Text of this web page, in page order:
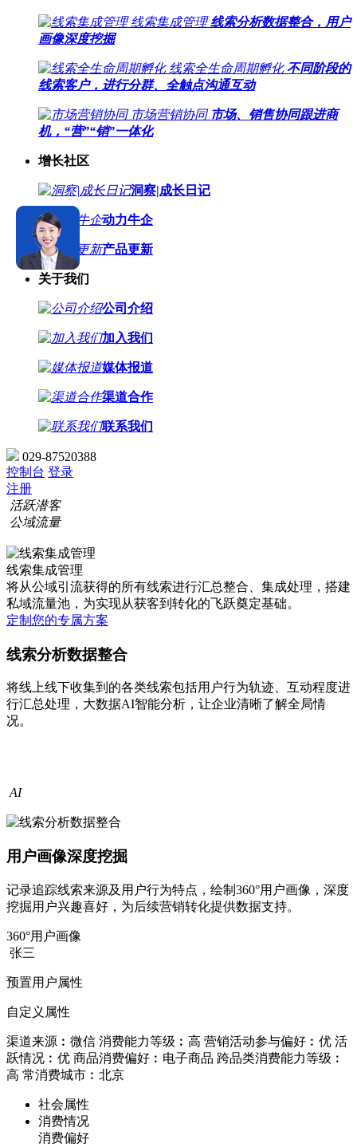
线索集成管理 线索分析数据整合，用户
画像深度挖掘
线索全生命周期孵化 不同阶段的
线索客户，进行分群、全触点沟通互动
市场营销协同 市场、销售协同跟进商
机，“营”“销”一体化
增长社区
洞察|成长日记
动力牛企
产品更新
关于我们
公司介绍
加入我们
媒体报道
渠道合作
联系我们
029-87520388
控制台 登录
注册
活跃潜客
公域流量
线索集成管理
将从公域引流获得的所有线索进行汇总整合、集成处理，搭建
私域流量池，为实现从获客到转化的飞跃奠定基础。
定制您的专属方案
线索分析数据整合
将线上线下收集到的各类线索包括用户行为轨迹、互动程度进
行汇总处理，大数据AI智能分析，让企业清晰了解全局情
况。
AI
用户画像深度挖掘
记录追踪线索来源及用户行为特点，绘制360°用户画像，深度
挖掘用户兴趣喜好，为后续营销转化提供数据支持。
360°用户画像
张三
预置用户属性
自定义属性
渠道来源︰微信 消费能力等级︰高 营销活动参与偏好︰优 活
跃情况︰优 商品消费偏好︰电子商品 跨品类消费能力等级︰
高 常消费城市︰北京
社会属性
消费情况
消费偏好